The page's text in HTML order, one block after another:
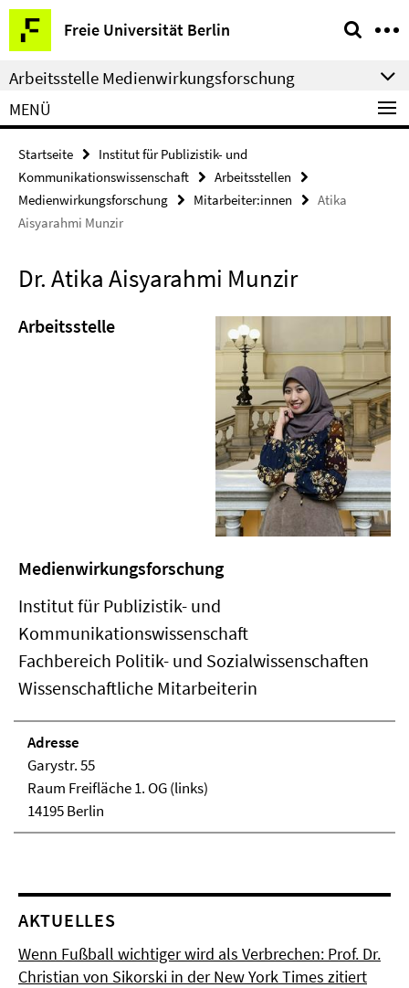
Springe
direkt
zu
Inhalt
Freie Universität Berlin
Service-
Navigation
Arbeitsstelle Medienwirkungsforschung
MENÜ
Startseite
Institut für Publizistik- und
Kommunikationswissenschaft
Arbeitsstellen
Medienwirkungsforschung
Mitarbeiter:innen
Atika
Aisyarahmi Munzir
Dr. Atika Aisyarahmi Munzir
Arbeitsstelle
Medienwirkungsforschung
Institut für Publizistik- und
Kommunikationswissenschaft
Fachbereich Politik- und Sozialwissenschaften
Wissenschaftliche Mitarbeiterin
Adresse
Garystr. 55
Raum Freifläche 1. OG (links)
14195 Berlin
AKTUELLES
Wenn Fußball wichtiger wird als Verbrechen: Prof. Dr.
Christian von Sikorski in der New York Times zitiert